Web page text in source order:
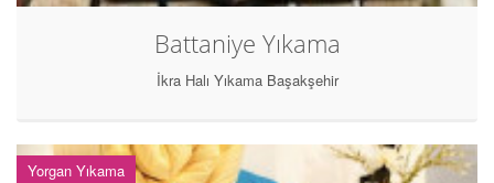
Battaniye Yıkama
İkra Halı Yıkama Başakşehir
Yorgan Yıkama